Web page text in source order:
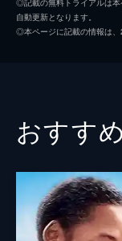
脚本
音楽
製作
自動更新となります。
◎本ページに記載の情報は、
おすすめ